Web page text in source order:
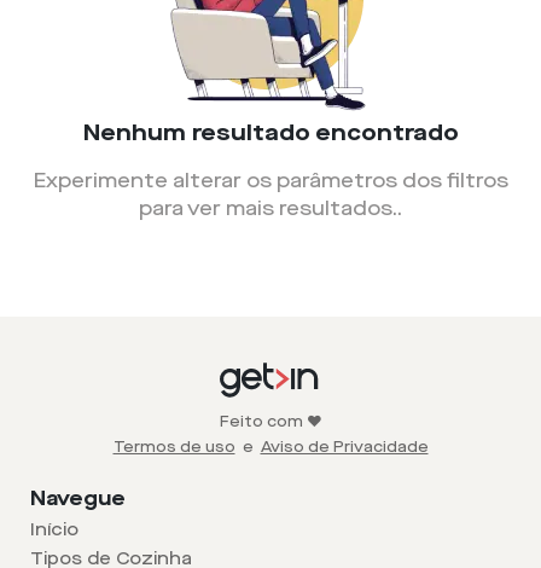
Nenhum resultado encontrado
Experimente alterar os parâmetros dos filtros
para ver mais resultados..
Feito com ❤️
Termos de uso e Aviso de Privacidade
Navegue
Início
Tipos de Cozinha